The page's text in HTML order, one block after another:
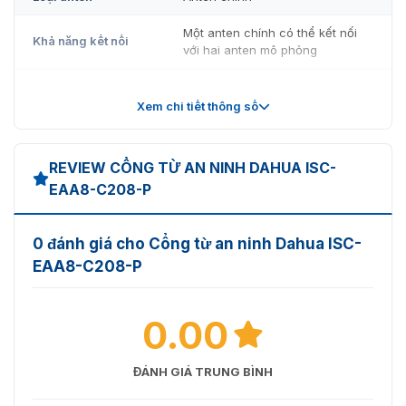
Khả năng kết nối
Một anten chính có thể kết nối
với hai anten mô phỏng
Chứng nhận
2014/35/EU, CE-EMC:
2014/53/EU
NA
Xem chi tiết thông số
REVIEW CỔNG TỪ AN NINH DAHUA ISC-
EAA8-C208-P
0 đánh giá cho Cổng từ an ninh Dahua ISC-
EAA8-C208-P
0.00
ĐÁNH GIÁ TRUNG BÌNH